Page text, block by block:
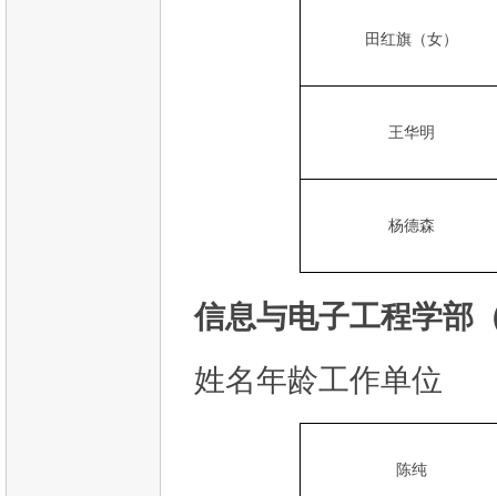
田红旗（女）
王华明
杨德森
信息与电子工程学部
姓名年龄工作单位
陈纯